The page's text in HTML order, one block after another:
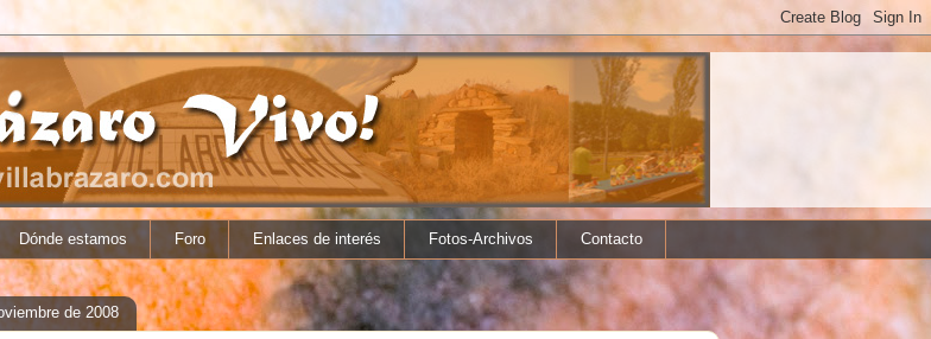
Dónde estamos Foro Enlaces de interés Fotos-Archivos Contacto
de 2008